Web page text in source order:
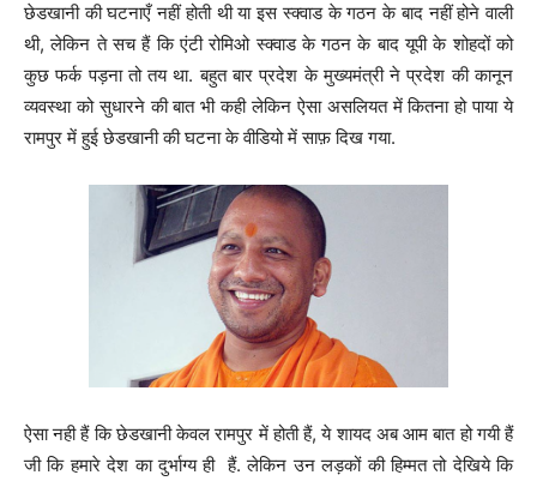
छेडखानी की घटनाएँ नहीं होती थी या इस स्क्वाड के गठन के बाद नहीं होने वाली
थी, लेकिन ते सच हैं कि एंटी रोमिओ स्क्वाड के गठन के बाद यूपी के शोहदों को
कुछ फर्क पड़ना तो तय था. बहुत बार प्रदेश के मुख्यमंत्री ने प्रदेश की कानून
व्यवस्था को सुधारने की बात भी कही लेकिन ऐसा असलियत में कितना हो पाया ये
रामपुर में हुई छेडखानी की घटना के वीडियो में साफ़ दिख गया.
ऐसा नही हैं कि छेडखानी केवल रामपुर में होती हैं, ये शायद अब आम बात हो गयी हैं
जी कि हमारे देश का दुर्भाग्य ही हैं. लेकिन उन लड़कों की हिम्मत तो देखिये कि